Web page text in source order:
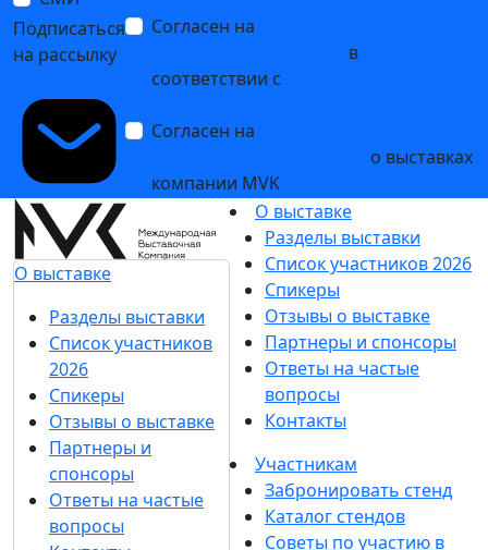
Хочу получать рассылки с информацией для:
Посетителей
Подписаться
на рассылку
Согласен на
соответствии сПолитикой
обработки персональных данных
Согласен на получение уведомлений
и рекламных сообщенийо выставках
компании MVK
О выставке
Разделы выставки
Список участников
2026
Спикеры
Отзывы о выставке
О выставке
Разделы выставки
Список участников 2026
Спикеры
Отзывы о выставке
Партнеры и спонсоры
Ответы на частые
вопросы
Контакты